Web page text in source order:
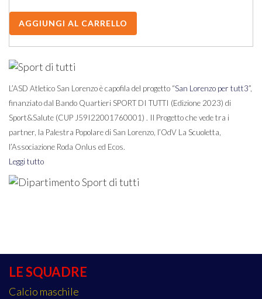
L’ASD Atletico San Lorenzo è capofila del progetto “San Lorenzo per tutt3”,
finanziato dal Bando Quartieri SPORT DI TUTTI (Edizione 2023) di
Sport&Salute (CUP J59I22001760001) . Il Progetto che vede tra i
partner, la Palestra Popolare di San Lorenzo, l’OdV La Scuoletta,
l’Associazione Roda Onlus ed Ecos.
Leggi tutto
LE SQUADRE
Calcio maschile